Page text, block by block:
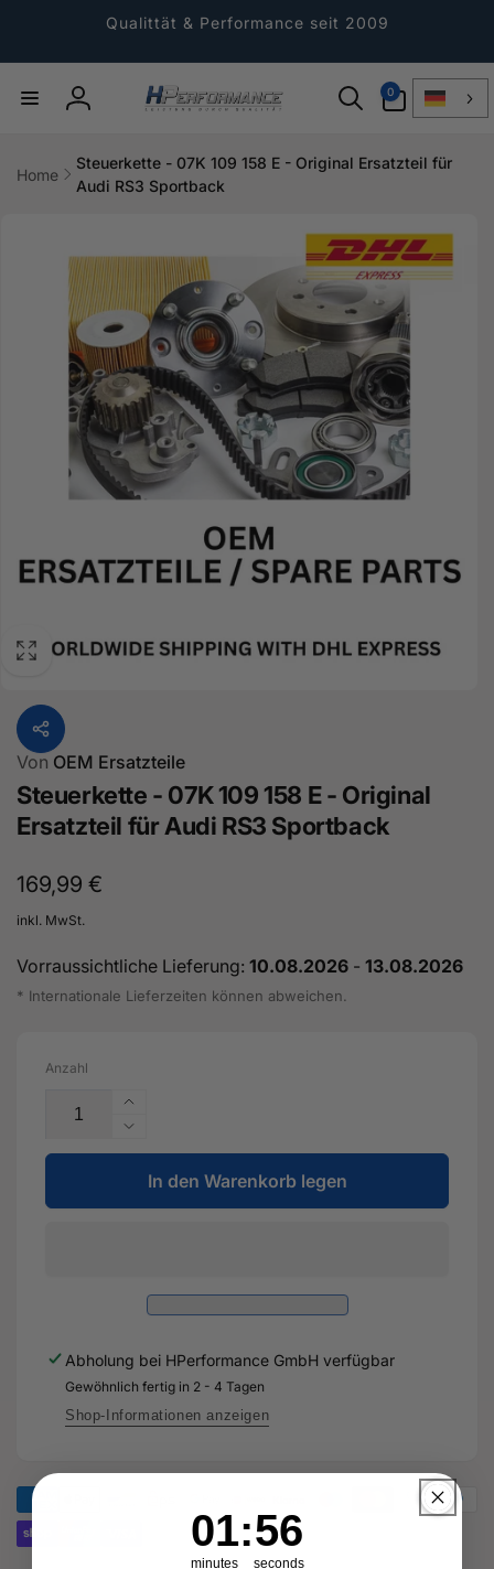
Qualittät & Performance seit 2009
Einloggen
0
Artikel
Home
Steuerkette - 07K 109 158 E - Original Ersatzteil für
Audi RS3 Sportback
Von OEM Ersatzteile
Steuerkette - 07K 109 158 E - Original
Ersatzteil für Audi RS3 Sportback
Normaler
Preis
169,99 €
inkl. MwSt.
Vorraussichtliche Lieferung: 10.08.2026 - 13.08.2026
* Internationale Lieferzeiten können abweichen.
Anzahl
Erhöhe
die
Menge
für
Steuerkette
158
Original
Ersatzteil
für
Verringere
die
Menge
für
109
158
-
Original
Ersatzteil
In den Warenkorb legen
Abholung bei HPerformance GmbH verfügbar
Gewöhnlich fertig in 2 - 4 Tagen
Shop-Informationen anzeigen
Countdown ends in:
1
01
minutes
: 56
56
seconds